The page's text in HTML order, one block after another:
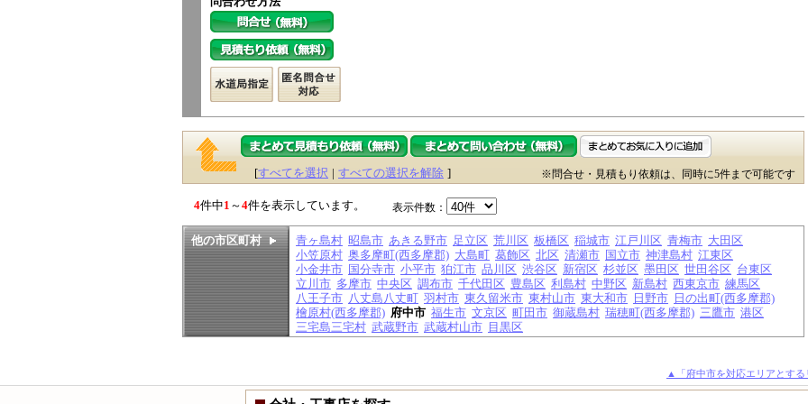
[すべてを選択 | すべての選択を解除 ] ※問合せ・見積もり依頼は、同時に5件まで可能です
4件中1 ～4件を表示しています。 表示件数：
他の市区町村 青ヶ島村 昭島市 あきる野市 足立区 荒川区 板橋区 稲城市 江戸川区 青梅市 大田区
小笠原村 奥多摩町(西多摩郡) 大島町 葛飾区 北区 清瀬市 国立市 神津島村 江東区
小金井市 国分寺市 小平市 狛江市 品川区 渋谷区 新宿区 杉並区 墨田区 世田谷区 台東区
立川市 多摩市 中央区 調布市 千代田区 豊島区 利島村 中野区 新島村 西東京市 練馬区
八王子市 八丈島八丈町 羽村市 東久留米市 東村山市 東大和市 日野市 日の出町(西多摩郡)
檜原村(西多摩郡) 府中市 福生市 文京区 町田市 御蔵島村 瑞穂町(西多摩郡) 三鷹市 港区
三宅島三宅村 武蔵野市 武蔵村山市 目黒区
▲「府中市を対応エリアとす